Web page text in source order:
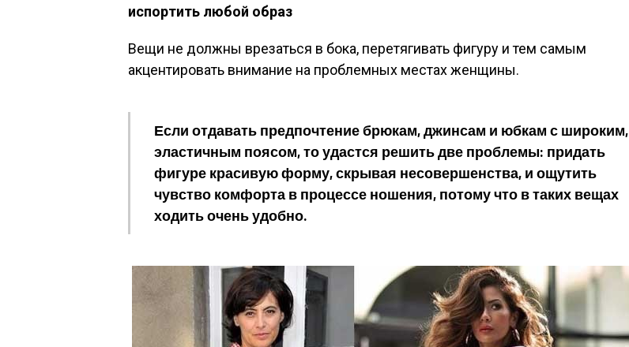
испортить любой образ
Вещи не должны врезаться в бока, перетягивать фигуру и тем самым
акцентировать внимание на проблемных местах женщины.
Если отдавать предпочтение брюкам, джинсам и юбкам с широким,
эластичным поясом, то удастся решить две проблемы: придать
фигуре красивую форму, скрывая несовершенства, и ощутить
чувство комфорта в процессе ношения, потому что в таких вещах
ходить очень удобно.